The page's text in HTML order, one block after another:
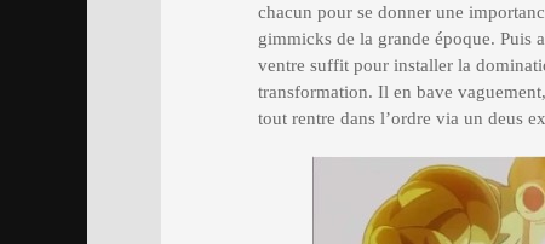
chacun pour se donner une
gimmicks de la grande époque. Puis
ventre suffit pour installer la
transformation. Il en bave
tout rentre dans l’ordre via un deus